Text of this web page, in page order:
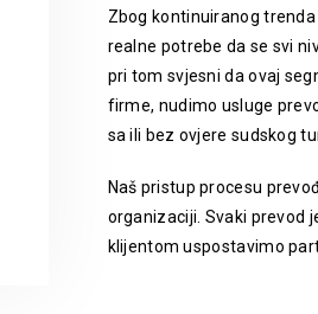
Zbog kontinuiranog
realne potrebe da se svi
pri tom svjesni da ovaj
firme, nudimo usluge
sa ili bez ovjere sudskog
Naš pristup procesu
organizaciji. Svaki prevod
klijentom uspostavimo